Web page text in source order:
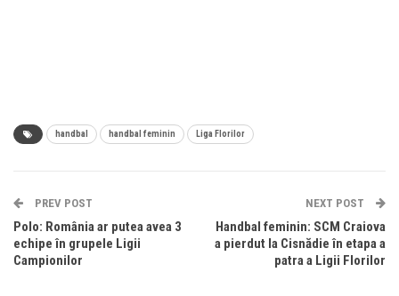
handbal handbal feminin Liga Florilor
PREV POST
Polo: România ar putea avea 3
echipe în grupele Ligii
Campionilor
NEXT POST
Handbal feminin: SCM Craiova
a pierdut la Cisnădie în etapa a
patra a Ligii Florilor